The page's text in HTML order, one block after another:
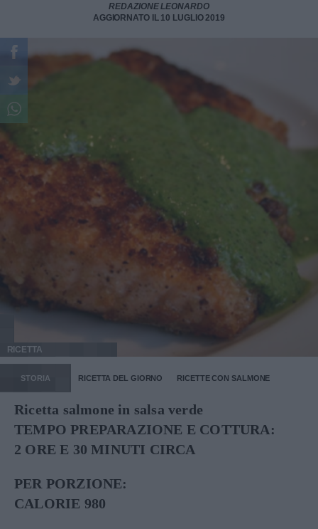
REDAZIONE LEONARDO
AGGIORNATO IL 10 LUGLIO 2019
RICETTA
STORIA RICETTA DEL GIORNO RICETTE CON SALMONE
Ricetta salmone in salsa verde
TEMPO PREPARAZIONE E COTTURA:
2 ORE E 30 MINUTI CIRCA
PER PORZIONE:
CALORIE 980